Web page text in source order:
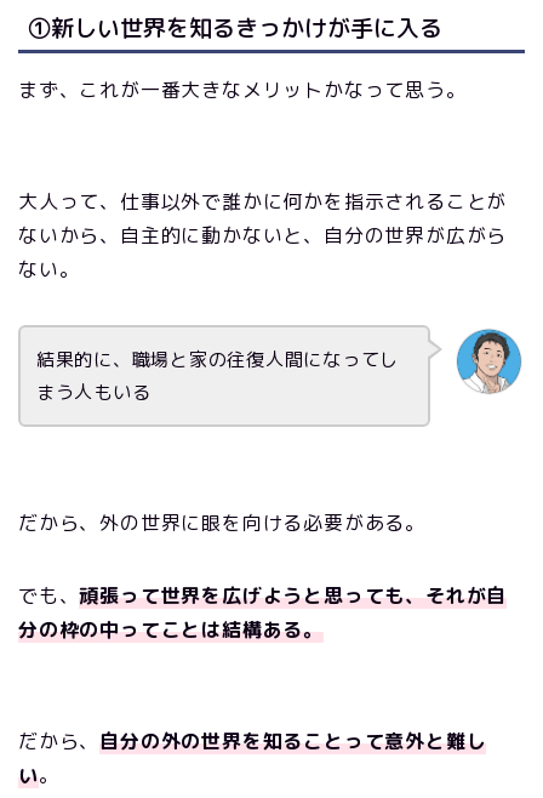
①新しい世界を知るきっかけが手に入る
まず、これが一番大きなメリットかなって思う。
大人って、仕事以外で誰かに何かを指示されることが
ないから、自主的に動かないと、自分の世界が広がら
ない。
結果的に、職場と家の往復人間になってし
まう人もいる
だから、外の世界に眼を向ける必要がある。
でも、頑張って世界を広げようと思っても、それが自
分の枠の中ってことは結構ある。
だから、自分の外の世界を知ることって意外と難し
い。